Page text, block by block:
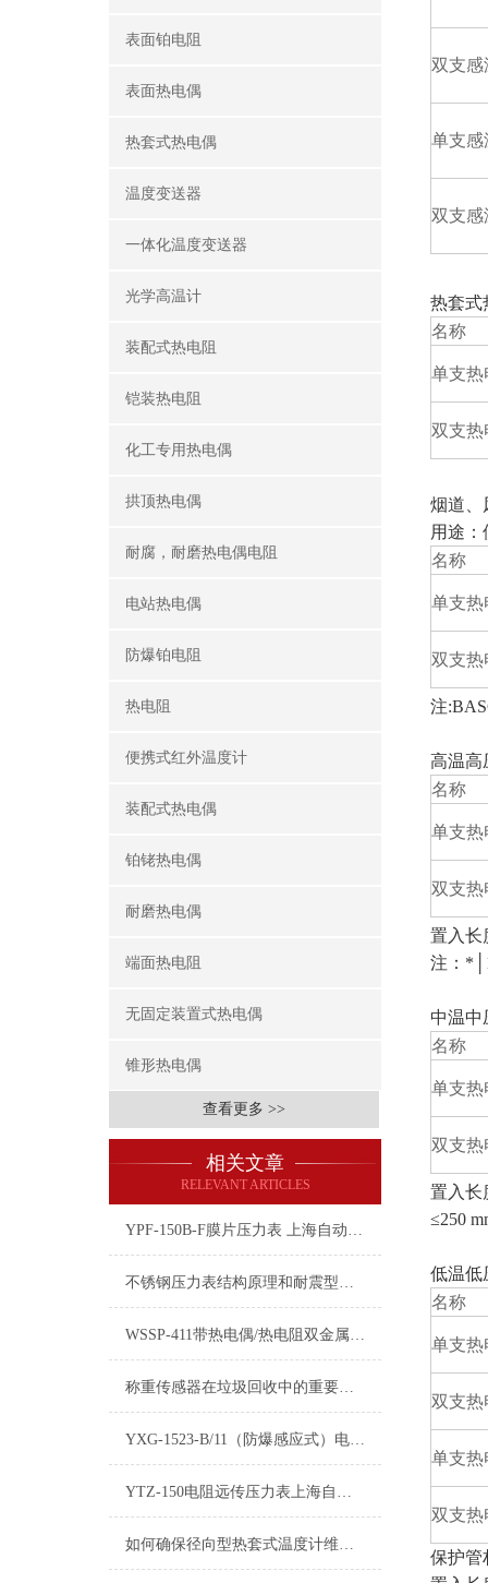
表面铂电阻
表面热电偶
热套式热电偶
温度变送器
一体化温度变送器
光学高温计
装配式热电阻
铠装热电阻
化工专用热电偶
拱顶热电偶
耐腐，耐磨热电偶电阻
电站热电偶
防爆铂电阻
热电阻
便携式红外温度计
装配式热电偶
铂铑热电偶
耐磨热电偶
端面热电阻
无固定装置式热电偶
锥形热电偶
查看更多 >>
相关文章
RELEVANT ARTICLES
YPF-150B-F膜片压力表 上海自动化仪表四厂
不锈钢压力表结构原理和耐震型外壳防护等级
WSSP-411带热电偶/热电阻双金属温度计产品特点介绍
称重传感器在垃圾回收中的重要应用
YXG-1523-B/11（防爆感应式）电接点压力表
YTZ-150电阻远传压力表上海自动化仪表四厂生产
如何确保径向型热套式温度计维修时保持凉爽的7种操作方式
双支感
单支感
双支感
热套式
名称
单支热
双支热
烟道、
用途
名称
单支热
双支热
注
高温高
名称
单支热
双支热
置入长
注：
中温中
名称
单支热
双支热
置入长
≤250
低温低
名称
单支热
双支热
单支热
双支热
保护管